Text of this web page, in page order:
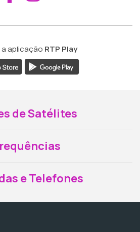
aplicação RTP Play
de Satélites
e Telefones